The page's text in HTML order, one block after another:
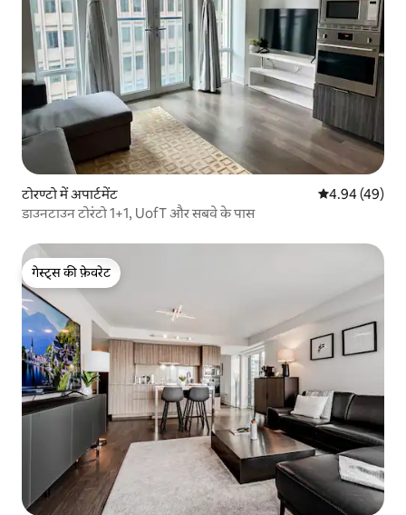
टोरण्टो में अपार्टमेंट औसत रेटिंग 5 में
4.94 (49)
डाउनटाउन टोरंटो 1+1, UofT और सबवे के पास
गेस्ट्स की फ़ेवरेट
गेस्ट्स की फ़ेवरेट